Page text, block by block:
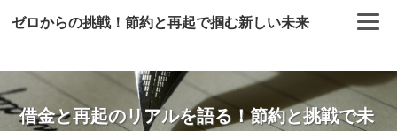
ゼロからの挑戦！節約と再起で掴む新しい未来
借金と再起のリアルを語る！節約と挑戦で未